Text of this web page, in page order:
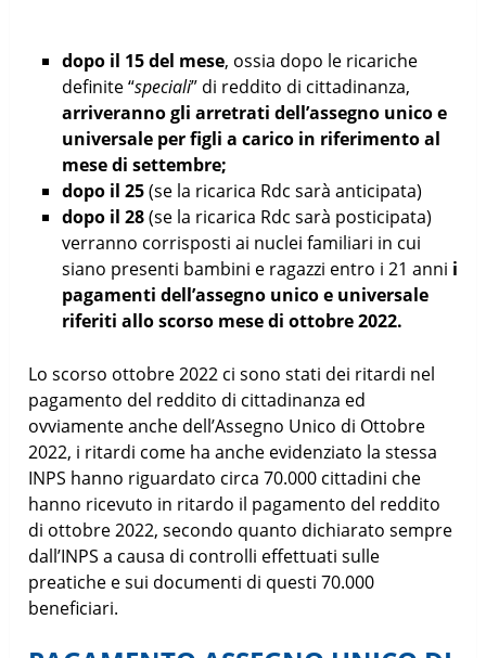
dopo il 15 del mese, ossia dopo le ricariche
definite “speciali” di reddito di cittadinanza,
arriveranno gli arretrati dell’assegno unico e
universale per figli a carico in riferimento al
mese di settembre;
dopo il 25(se la ricarica Rdc sarà anticipata)
dopo il 28(se la ricarica Rdc sarà posticipata)
verranno corrisposti ai nuclei familiari in cui
siano presenti bambini e ragazzi entro i 21 anni i
pagamenti dell’assegno unico e universale
riferiti allo scorso mese di ottobre 2022.
Lo scorso ottobre 2022 ci sono stati dei ritardi nel
pagamento del reddito di cittadinanza ed
ovviamente anche dell’Assegno Unico di Ottobre
2022, i ritardi come ha anche evidenziato la stessa
INPS hanno riguardato circa 70.000 cittadini che
hanno ricevuto in ritardo il pagamento del reddito
di ottobre 2022, secondo quanto dichiarato sempre
dall’INPS a causa di controlli effettuati sulle
preatiche e sui documenti di questi 70.000
beneficiari.